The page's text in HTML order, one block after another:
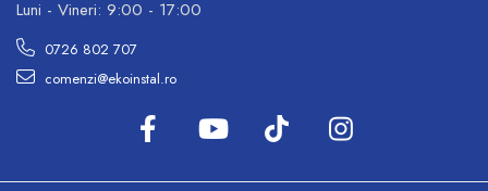
Luni - Vineri: 9:00 - 17:00
0726 802 707
comenzi@ekoinstal.ro